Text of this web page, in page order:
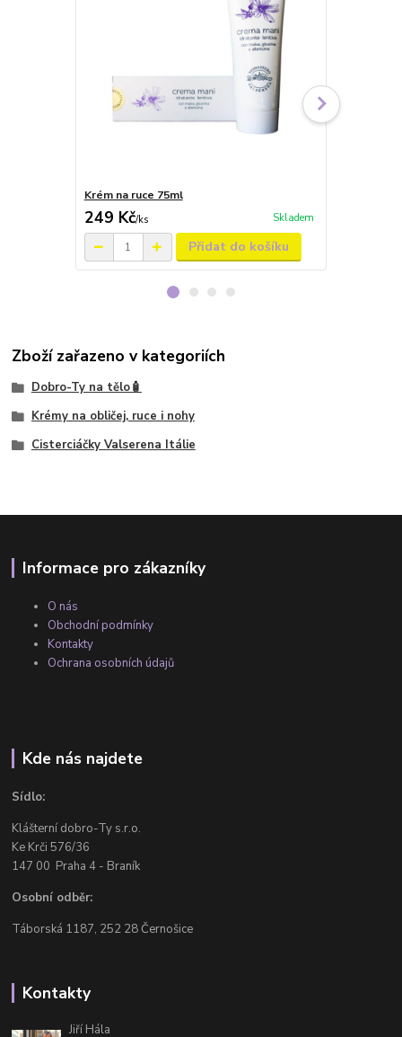
Krém na ruce 75ml
249 Kč/ks Skladem
Přidat do košíku
Zboží zařazeno v kategoriích
Dobro-Ty na tělo🧴
Krémy na obličej, ruce i nohy
Cisterciáčky Valserena Itálie
Informace pro zákazníky
O nás
Obchodní podmínky
Kontakty
Ochrana osobních údajů
Kde nás najdete
Sídlo:
Klášterní dobro-Ty s.r.o.
Ke Krči 576/36
147 00 Praha 4 - Braník
Osobní odběr:
Táborská 1187, 252 28 Černošice
Kontakty
Jiří Hála